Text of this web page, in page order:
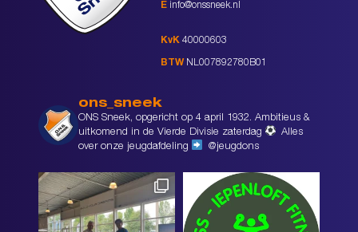
E info@onssneek.nl
KvK 40000603
BTW NL007892780B01
ons_sneek
ONS Sneek, opgericht op 4 april 1932. Ambitieus &
uitkomend in de Vierde Divisie zaterdag
Alles
over onze jeugdafdeling
@jeugdons